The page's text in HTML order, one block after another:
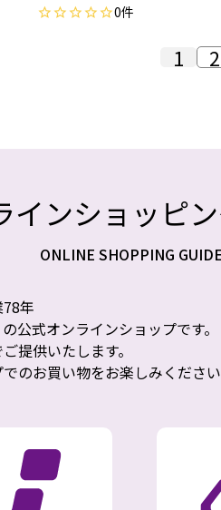
0
1 2
インショッピ
ONLINE SHOPPING GUIDE
年
公式オンラインショップです。
提供いたします。
のお買い物をお楽しみください